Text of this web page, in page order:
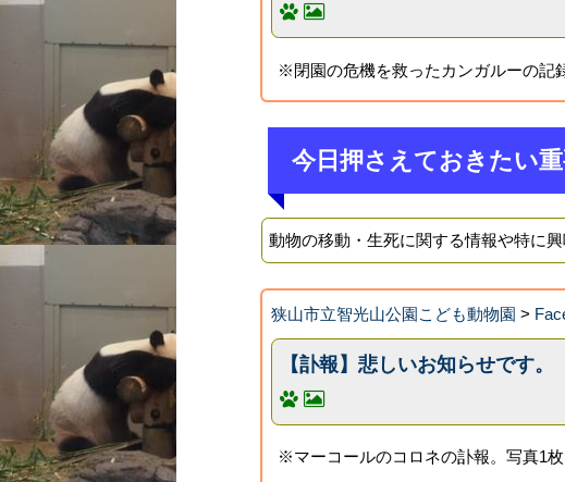
※閉園の危機を救ったカンガルーの記
今日押さえておきたい
動物の移動・生死に関する情報や特に
狭山市立智光山公園こども動物園 >
【訃報】悲しいお知らせです。
※マーコールのコロネの訃報。写真1枚